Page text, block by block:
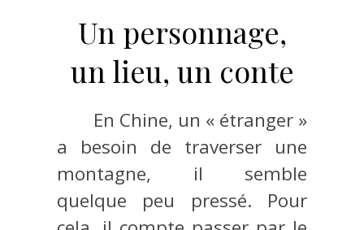
Un personnage,
un lieu, un conte
En Chine, un « étranger »
a besoin de traverser une
montagne, il semble
quelque peu pressé. Pour